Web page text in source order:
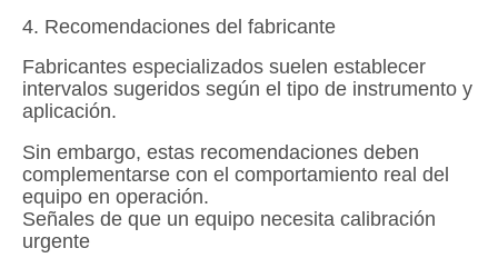
4. Recomendaciones del fabricante
Fabricantes especializados suelen establecer
intervalos sugeridos según el tipo de instrumento y
aplicación.
Sin embargo, estas recomendaciones deben
complementarse con el comportamiento real del
equipo en operación.
Señales de que un equipo necesita calibración
urgente